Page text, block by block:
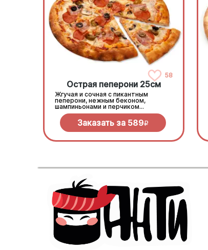
58
Острая пеперони 25cм
Жгучая и сочная с пикантным
пеперони, нежным беконом,
шампиньонами и перчиком
халапеньо под моцареллой
Заказать за 589R